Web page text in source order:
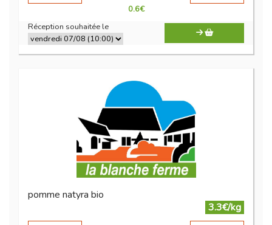
0.6€
Réception souhaitée le
pomme natyra bio
3.3€/kg